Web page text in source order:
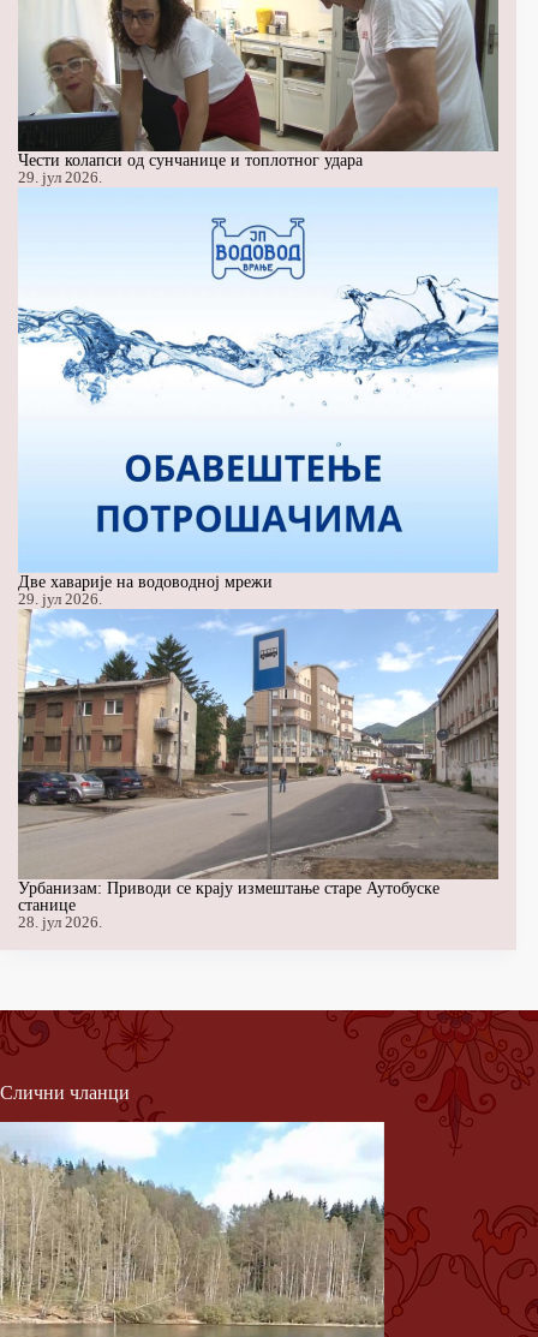
Чести колапси од сунчанице и топлотног удара
29. јул 2026.
Две хаварије на водоводној мрежи
29. јул 2026.
Урбанизам: Приводи се крају измештање старе Аутобуске
станице
28. јул 2026.
Слични чланци